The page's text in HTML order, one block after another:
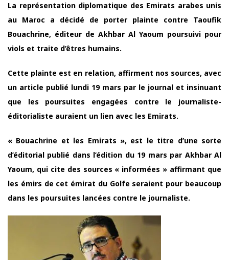
La représentation diplomatique des Emirats arabes unis
au Maroc a décidé de porter plainte contre Taoufik
Bouachrine, éditeur de Akhbar Al Yaoum poursuivi pour
viols et traite d’êtres humains.
Cette plainte est en relation, affirment nos sources, avec
un article publié lundi 19 mars par le journal et insinuant
que les poursuites engagées contre le journaliste-
éditorialiste auraient un lien avec les Emirats.
« Bouachrine et les Emirats », est le titre d’une sorte
d’éditorial publié dans l’édition du 19 mars par Akhbar Al
Yaoum, qui cite des sources « informées » affirmant que
les émirs de cet émirat du Golfe seraient pour beaucoup
dans les poursuites lancées contre le journaliste.